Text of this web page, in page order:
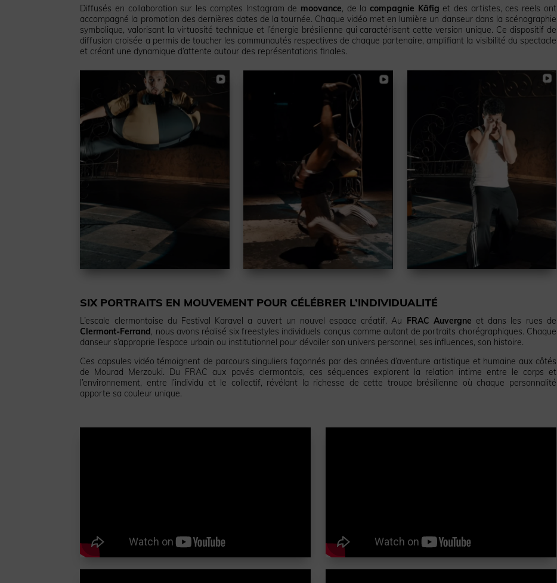
Diffusés en collaboration sur les comptes Instagram de moovance, de la compagnie Käfig et des artistes, ces reels ont
accompagné la promotion des dernières dates de la tournée. Chaque vidéo met en lumière un danseur dans la scénographie
symbolique, valorisant la virtuosité technique et l’énergie brésilienne qui caractérisent cette version unique. Ce dispositif de
diffusion croisée a permis de toucher les communautés respectives de chaque partenaire, amplifiant la visibilité du spectacle
et créant une dynamique d’attente autour des représentations finales.
SIX PORTRAITS EN MOUVEMENT POUR CÉLÉBRER L’INDIVIDUALITÉ
L’escale clermontoise du Festival Karavel a ouvert un nouvel espace créatif. Au FRAC Auvergne et dans les rues de
Clermont-Ferrand, nous avons réalisé six freestyles individuels conçus comme autant de portraits chorégraphiques. Chaque
danseur s’approprie l’espace urbain ou institutionnel pour dévoiler son univers personnel, ses influences, son histoire.
Ces capsules vidéo témoignent de parcours singuliers façonnés par des années d’aventure artistique et humaine aux côtés
de Mourad Merzouki. Du FRAC aux pavés clermontois, ces séquences explorent la relation intime entre le corps et
l’environnement, entre l’individu et le collectif, révélant la richesse de cette troupe brésilienne où chaque personnalité
apporte sa couleur unique.